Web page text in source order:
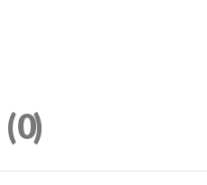
(0)